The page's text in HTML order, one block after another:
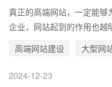
作用
真正的高端网站，一定能够
企业，网站起到的作用也越
无论是规模还是影响力，
站，就等于是强强联合，二
高端网站建设 大型网
2024-12-23